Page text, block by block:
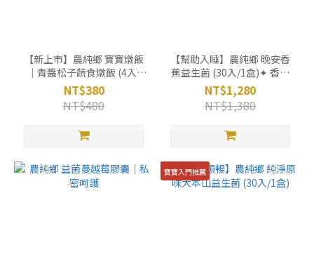
【新上市】農純鄉 寶寶燉飯
｜青醬松子蔬食燉飯 (4入/
盒)
NT$380
NT$480
【幫助入睡】農純鄉 晚安香
蕉益生菌 (30入/1盒)✦ 香蕉
哥哥聯名
NT$1,280
NT$1,380
寶寶入門推薦